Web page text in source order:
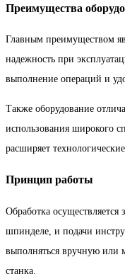
Преимущества
Главным преимуществом
надежность при
выполнение операций и
Также оборудование
использования широкого
расширяет
Принцип работы
Обработка осуществляется
шпинделе, и подачи
выполняться вручную или
станка.